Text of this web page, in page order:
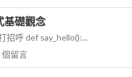
基礎觀念
招呼 def say_hello():...
個留言